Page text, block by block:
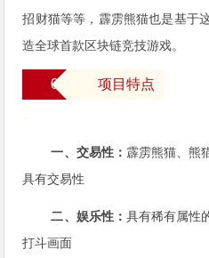
招财猫等等，霹雳熊猫也是基于
造全球首款区块链竞技游戏。
项目特点
0
一、交易性： 霹雳熊猫、熊
具有交易性
二、娱乐性： 具有稀有属性
打斗画面